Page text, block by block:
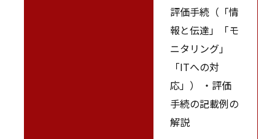
評価手続（「情
報と伝達」「モ
ニタリング」
「ITへの対
応」） ・評価
手続の記載例の
解説